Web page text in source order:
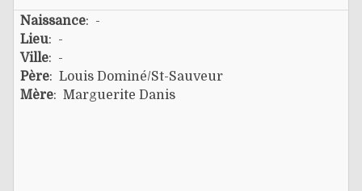
Naissance: -
Lieu: -
Ville: -
Père: Louis Dominé/st-Sauveur
Mère: Marguerite Danis